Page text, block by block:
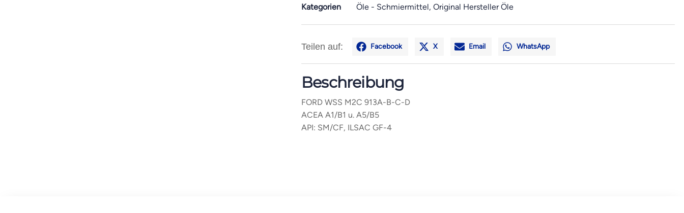
Kategorien
Öle - Schmiermittel, Original Hersteller Öle
Teilen auf: Facebook X Email WhatsApp
Beschreibung
FORD WSS M2C 913A-B-C-D
ACEA A1/B1 u. A5/B5
API: SM/CF, ILSAC GF-4